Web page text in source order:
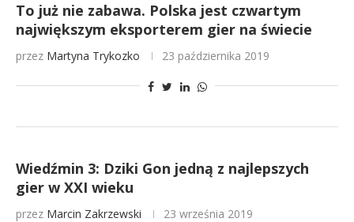
To już nie zabawa. Polska jest czwartym
największym eksporterem gier na świecie
przez Martyna Trykozko 23 października 2019
Wiedźmin 3: Dziki Gon jedną z najlepszych
gier w XXI wieku
przez Marcin Zakrzewski 23 września 2019